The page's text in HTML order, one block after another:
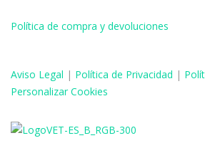
Política de compra y devoluciones
Aviso Legal | Política de Privacidad |
Personalizar Cookies